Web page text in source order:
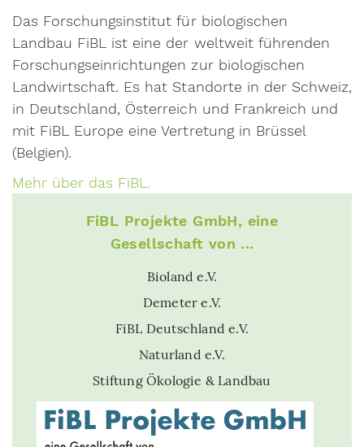
Das Forschungsinstitut für biologischen
Landbau FiBL ist eine der weltweit führenden
Forschungseinrichtungen zur biologischen
Landwirtschaft. Es hat Standorte in der Schweiz,
in Deutschland, Österreich und Frankreich und
mit FiBL Europe eine Vertretung in Brüssel
(Belgien).
Mehr über das FiBL.
FiBL Projekte GmbH, eine
Gesellschaft von ...
Bioland e.V.
Demeter e.V.
FiBL Deutschland e.V.
Naturland e.V.
Stiftung Ökologie & Landbau